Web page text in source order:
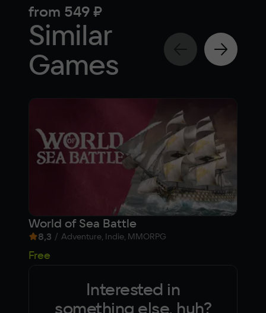
from 549 ₽
Similar
Games
World of Sea Battle
8,3 / Adventure, Indie, MMORPG
Free
Interested in
something else, huh?